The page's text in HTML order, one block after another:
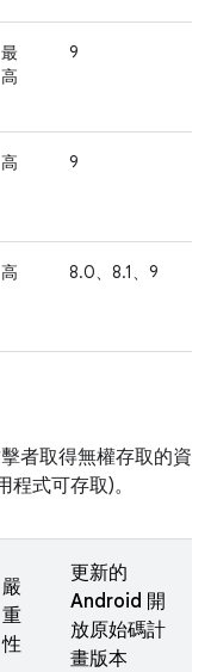
最
高
9
高 9
高 8.0、8.1、9
者取得無權存取的資
式可存取)。
嚴
重
性
更新的
Android 開
放原始碼計
畫版本